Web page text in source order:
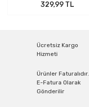
329,99 TL
Ücretsiz Kargo
Hizmeti
Ürünler Faturalıdır.
E-Fatura Olarak
Gönderilir